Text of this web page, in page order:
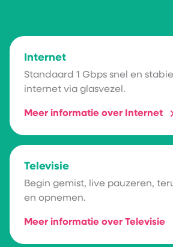
Internet
Standaard 1 Gbps snel en stabiel
internet via glasvezel.
Meer informatie over Internet
Televisie
Begin gemist, live pauzeren,
en opnemen.
Meer informatie over Televisie